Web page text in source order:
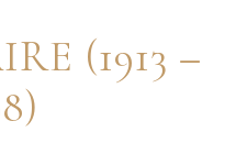
NÈGRE
(1913 –